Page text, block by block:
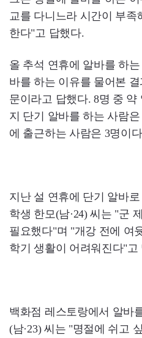
교를 다니느라 시간이 부
한다"고 답했다.
올 추석 연휴에 알바를 하
바를 하는 이유를 물어본
문이라고 답했다. 8명 중
지 단기 알바를 하는 사람
에 출근하는 사람은 3명이
지난 설 연휴에 단기 알바
학생 한모(남·24) 씨는 "군
필요했다"며 "개강 전에 여
학기 생활이 어려워진다"고
백화점 레스토랑에서 알바
(남·23) 씨는 "명절에 쉬고